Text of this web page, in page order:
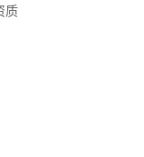
质